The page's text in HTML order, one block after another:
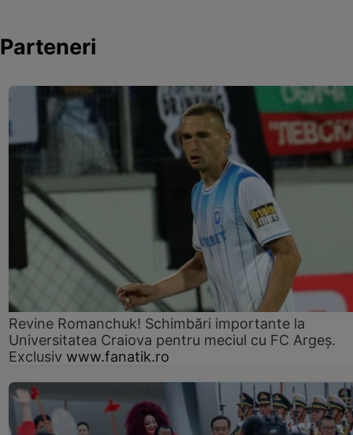
Parteneri
Revine Romanchuk! Schimbări importante la
Universitatea Craiova pentru meciul cu FC Argeş.
Exclusiv www.fanatik.ro